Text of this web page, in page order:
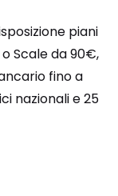
piani
Scale da 90€,
fino a
nazionali e 25